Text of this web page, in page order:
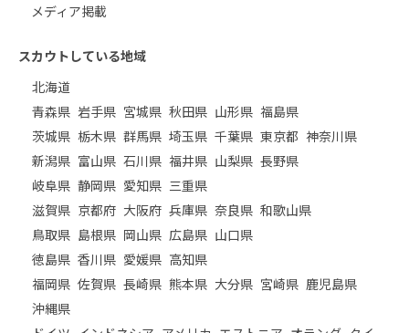
メディア掲載
スカウトしている地域
北海道
青森県 岩手県 宮城県 秋田県 山形県 福島県
茨城県 栃木県 群馬県 埼玉県 千葉県 東京都 神奈川県
新潟県 富山県 石川県 福井県 山梨県 長野県
岐阜県 静岡県 愛知県 三重県
滋賀県 京都府 大阪府 兵庫県 奈良県 和歌山県
鳥取県 島根県 岡山県 広島県 山口県
徳島県 香川県 愛媛県 高知県
福岡県 佐賀県 長崎県 熊本県 大分県 宮崎県 鹿児島県
沖縄県